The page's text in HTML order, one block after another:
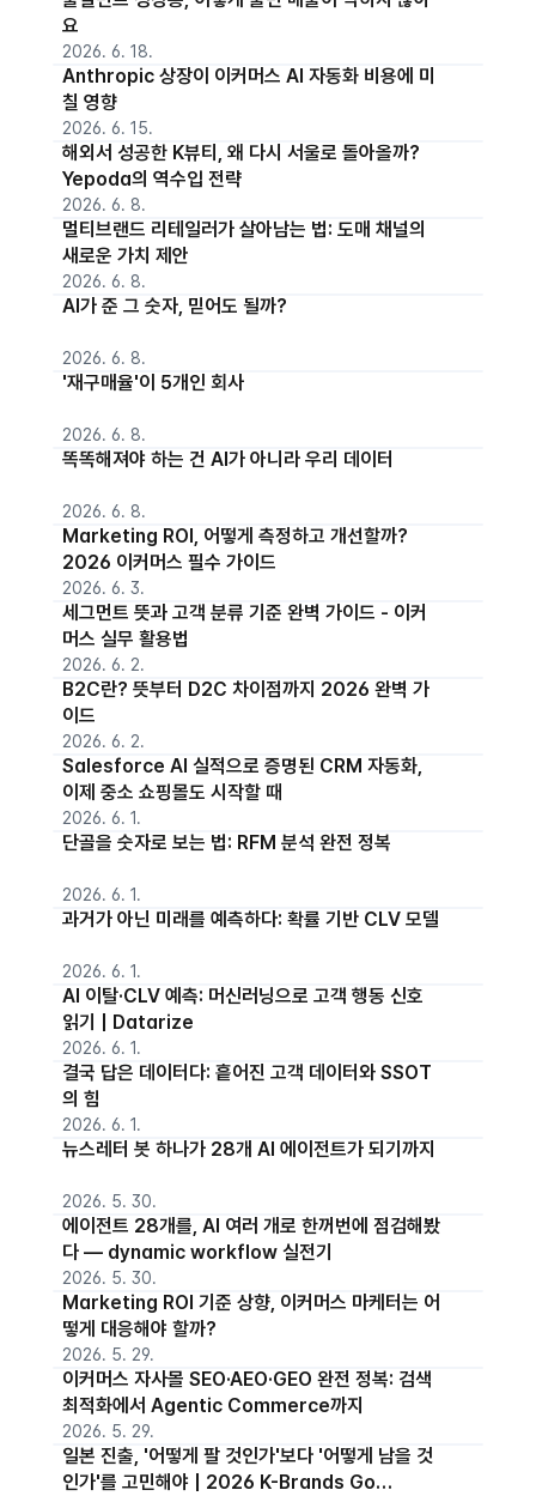
요
2026. 6. 18.
Anthropic 상장이 이커머스 AI 자동화 비용에 미
칠 영향
2026. 6. 15.
해외서 성공한 K뷰티, 왜 다시 서울로 돌아올까?
Yepoda의 역수입 전략
2026. 6. 8.
멀티브랜드 리테일러가 살아남는 법: 도매 채널의
새로운 가치 제안
2026. 6. 8.
AI가 준 그 숫자, 믿어도 될까?
2026. 6. 8.
'재구매율'이 5개인 회사
2026. 6. 8.
똑똑해져야 하는 건 AI가 아니라 우리 데이터
2026. 6. 8.
Marketing ROI, 어떻게 측정하고 개선할까?
2026 이커머스 필수 가이드
2026. 6. 3.
세그먼트 뜻과 고객 분류 기준 완벽 가이드 - 이커
머스 실무 활용법
2026. 6. 2.
B2C란? 뜻부터 D2C 차이점까지 2026 완벽 가
이드
2026. 6. 2.
Salesforce AI 실적으로 증명된 CRM 자동화,
이제 중소 쇼핑몰도 시작할 때
2026. 6. 1.
단골을 숫자로 보는 법: RFM 분석 완전 정복
2026. 6. 1.
과거가 아닌 미래를 예측하다: 확률 기반 CLV 모델
2026. 6. 1.
AI 이탈·CLV 예측: 머신러닝으로 고객 행동 신호
읽기 | Datarize
2026. 6. 1.
결국 답은 데이터다: 흩어진 고객 데이터와 SSOT
의 힘
2026. 6. 1.
뉴스레터 봇 하나가 28개 AI 에이전트가 되기까지
2026. 5. 30.
에이전트 28개를, AI 여러 개로 한꺼번에 점검해봤
다 — dynamic workflow 실전기
2026. 5. 30.
Marketing ROI 기준 상향, 이커머스 마케터는 어
떻게 대응해야 할까?
2026. 5. 29.
이커머스 자사몰 SEO·AEO·GEO 완전 정복: 검색
최적화에서 Agentic Commerce까지
2026. 5. 29.
일본 진출, '어떻게 팔 것인가'보다 '어떻게 남을 것
인가'를 고민해야 | 2026 K-Brands Go